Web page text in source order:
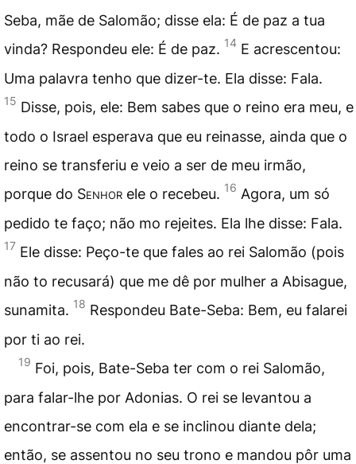
Seba, mãe de Salomão; disse ela: É de paz a tua
vinda? Respondeu ele: É de paz. 14 E acrescentou:
Uma palavra tenho que dizer-te. Ela disse: Fala.
15 Disse, pois, ele: Bem sabes que o reino era meu, e
todo o Israel esperava que eu reinasse, ainda que o
reino se transferiu e veio a ser de meu irmão,
porque do Senhor ele o recebeu. 16 Agora, um só
pedido te faço; não mo rejeites. Ela lhe disse: Fala.
17 Ele disse: Peço-te que fales ao rei Salomão (pois
não to recusará) que me dê por mulher a Abisague,
sunamita. 18 Respondeu Bate-Seba: Bem, eu falarei
por ti ao rei.
19 Foi, pois, Bate-Seba ter com o rei Salomão,
para falar-lhe por Adonias. O rei se levantou a
encontrar-se com ela e se inclinou diante dela;
então, se assentou no seu trono e mandou pôr uma